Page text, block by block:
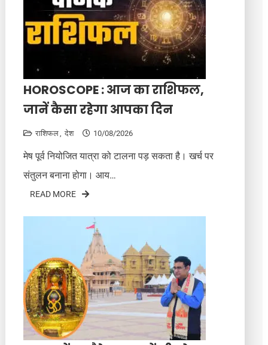
HOROSCOPE : आज का राशिफल,
जानें कैसा रहेगा आपका दिन
राशिफल देश 10/08/2026
मेष पूर्व नियोजित यात्रा को टालना पड़ सकता है। खर्च पर
संतुलन बनाना होगा। आय…
READ MORE